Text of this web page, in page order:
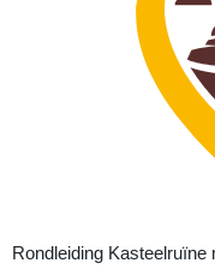
Rondleiding Kasteelruïne